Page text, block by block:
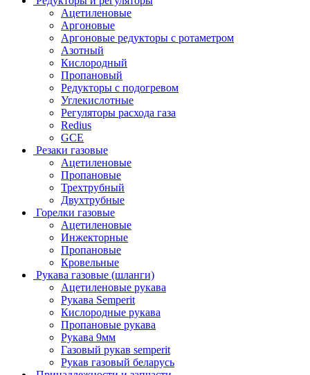
Ацетиленовые
Аргоновые
Аргоновые редукторы с ротаметром
Азотный
Кислородный
Пропановый
Редукторы с подогревом
Углекислотные
Регуляторы расхода газа
Redius
GCE
Резаки газовые
Ацетиленовые
Пропановые
Трехтрубный
Двухтрубные
Горелки газовые
Ацетиленовые
Инжекторные
Пропановые
Кровельные
Рукава газовые (шланги)
Ацетиленовые рукава
Рукава Semperit
Кислородные рукава
Пропановые рукава
Рукава 9мм
Газовый рукав semperit
Рукав газовый беларусь